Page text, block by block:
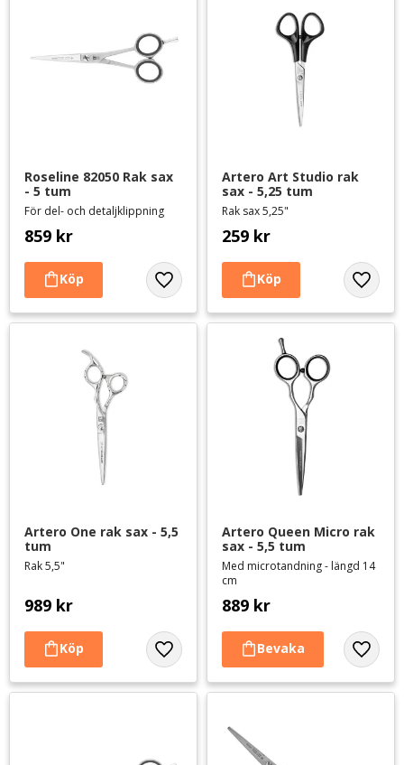
Roseline 82050 Rak sax
- 5 tum
För del- och detaljklippning
859 kr
Lägg till i favoriter
Artero Art Studio rak
sax - 5,25 tum
Rak sax 5,25"
259 kr
Lägg
Artero One rak sax - 5,5
tum
Rak 5,5"
989 kr
Lägg till i favoriter
Artero Queen Micro rak
sax - 5,5 tum
Med microtandning - längd 14
cm
889 kr
Lägg